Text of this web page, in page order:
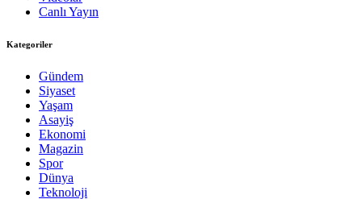
Canlı Yayın
Kategoriler
Gündem
Siyaset
Yaşam
Asayiş
Ekonomi
Magazin
Spor
Dünya
Teknoloji